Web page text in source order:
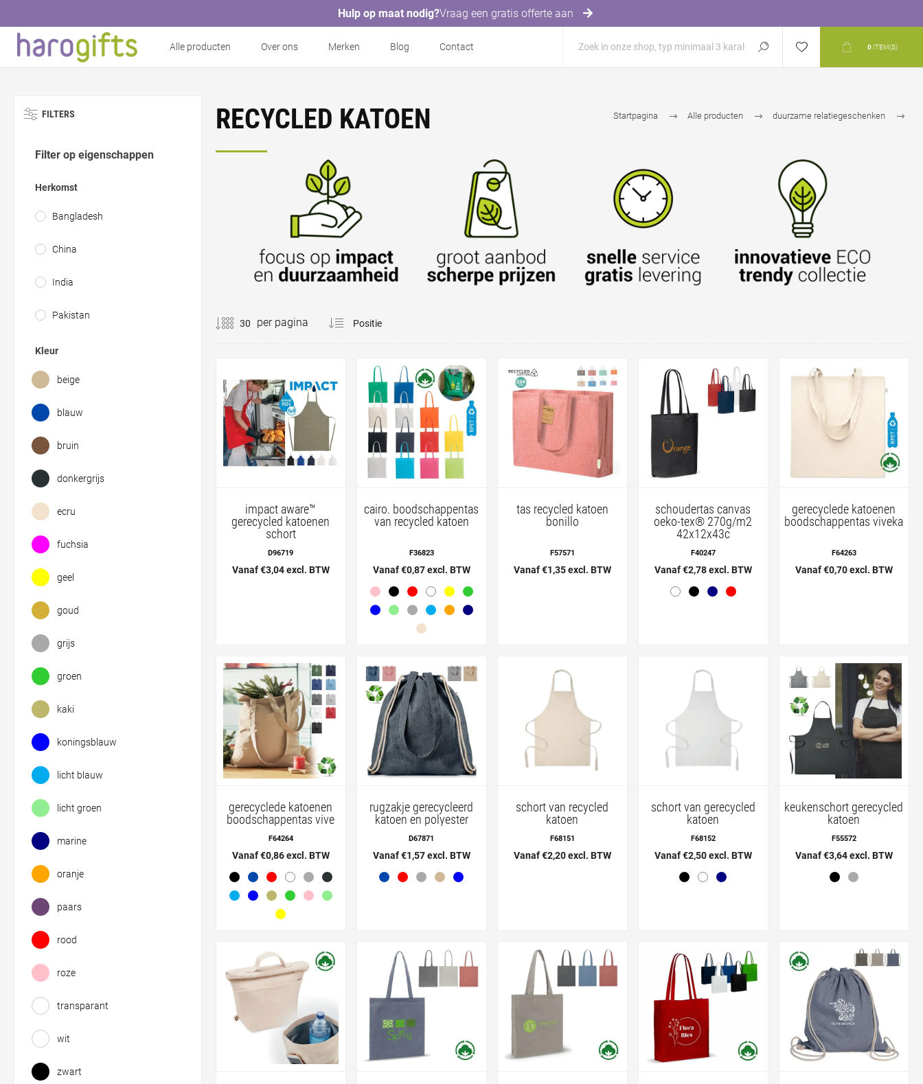
Hulp op maat nodig?Vraag een gratis offerte aan
Alle producten Over ons Merken Blog Contact 0 ITEM(S)
FILTERS
Filter op eigenschappen
Herkomst
Bangladesh
China
India
Pakistan
Kleur
beige
blauw
bruin
donkergrijs
ecru
fuchsia
geel
goud
grijs
groen
kaki
koningsblauw
licht blauw
licht groen
marine
oranje
paars
rood
roze
transparant
wit
zwart
Startpagina Alle producten duurzame relatiegeschenken
RECYCLED KATOEN
per pagina
impact aware™
gerecycled katoenen
schort
D96719
Vanaf €3,04 excl. BTW
cairo. boodschappentas
van recycled katoen
F36823
Vanaf €0,87 excl. BTW
tas recycled katoen
bonillo
F57571
Vanaf €1,35 excl. BTW
schoudertas canvas
oeko-tex® 270g/m2
42x12x43c
F40247
Vanaf €2,78 excl. BTW
gerecyclede katoenen
boodschappentas viveka
F64263
Vanaf €0,70 excl. BTW
gerecyclede katoenen
boodschappentas vive
F64264
Vanaf €0,86 excl. BTW
rugzakje gerecycleerd
katoen en polyester
D67871
Vanaf €1,57 excl. BTW
schort van recycled
katoen
F68151
Vanaf €2,20 excl. BTW
schort van gerecycled
katoen
F68152
Vanaf €2,50 excl. BTW
keukenschort gerecycled
katoen
F55572
Vanaf €3,64 excl. BTW